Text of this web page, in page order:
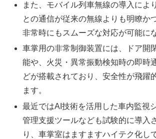
また、モバイル列車無線の導入によ
との通信が従来の無線よりも明瞭か
非常時にもスムーズな対応が可能に
車掌用の非常制御装置には、ドア開
能や、火災・異常振動検知時の即時
どが搭載されており、安全性が飛躍
ます。
最近ではAI技術を活用した車内監視
管理支援ツールなども試験的に導入
り、車掌室はますますハイテク化し